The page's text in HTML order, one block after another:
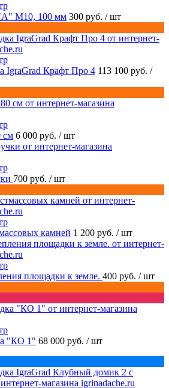
M10, 100 мм 300 руб. / шт
IgraGrad Крафт Про 4 113 100 руб. /
см 6 000 руб. / шт
700 руб. / шт
камней 1 200 руб. / шт
площадки к земле. 400 руб. / шт
"КО 1" 68 000 руб. / шт